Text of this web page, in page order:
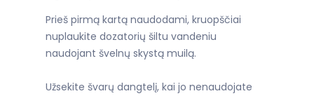
Prieš pirmą kartą naudodami, kruopščiai
nuplaukite dozatorių šiltu vandeniu
naudojant švelnų skystą muilą.
Užsekite švarų dangtelį, kai jo nenaudojate